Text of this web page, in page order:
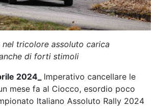
tricolore assoluto carica
di forti stimoli
2024_ Imperativo cancellare le
mese fa al Ciocco, esordio poco
Italiano Assoluto Rally 2024